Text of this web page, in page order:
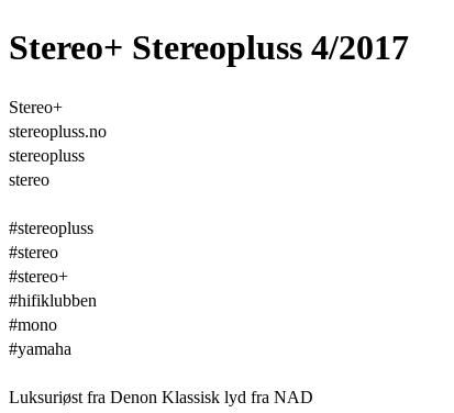
Stereo+ Stereopluss 4/2017
Stereo+
stereopluss.no
stereopluss
stereo
#stereopluss
#stereo
#stereo+
#hifiklubben
#mono
#yamaha
Luksuriøst fra Denon Klassisk lyd fra NAD